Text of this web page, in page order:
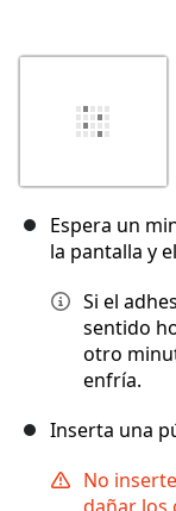
Espera un
la pantalla y
Si el
sentido
otro
enfría.
Inserta una
No